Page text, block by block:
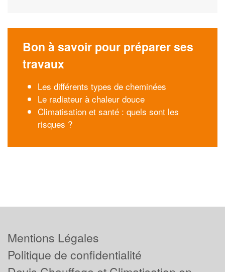
Bon à savoir pour préparer ses
travaux
Les différents types de cheminées
Le radiateur à chaleur douce
Climatisation et santé : quels sont les
risques ?
Mentions Légales
Politique de confidentialité